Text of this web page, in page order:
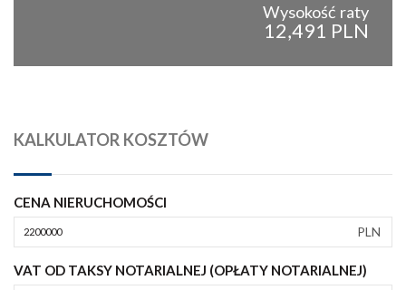
Wysokość raty
12,491 PLN
KALKULATOR KOSZTÓW
CENA NIERUCHOMOŚCI
PLN
VAT OD TAKSY NOTARIALNEJ (OPŁATY NOTARIALNEJ)